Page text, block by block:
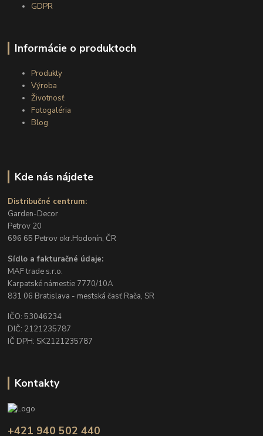
GDPR
Informácie o produktoch
Produkty
Výroba
Životnosť
Fotogaléria
Blog
Kde nás nájdete
Distribučné centrum:
Garden-Decor
Petrov 20
696 65 Petrov okr.Hodonín, ČR
Sídlo a fakturačné údaje:
MAF trade s.r.o.
Karpatské námestie 7770/10A
831 06 Bratislava - mestská časť Rača, SR
IČO: 53046234
DIČ: 2121235787
IČ DPH: SK2121235787
Kontakty
+421 940 502 440